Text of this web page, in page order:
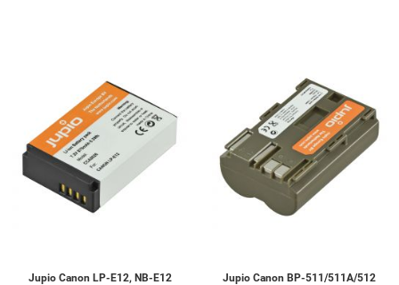
Jupio Canon LP-E12, NB-E12
Jupio Canon BP-511/511A/512